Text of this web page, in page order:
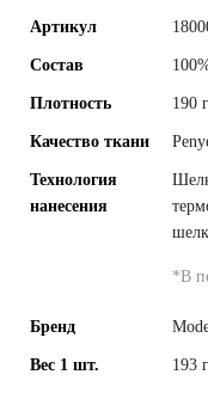
Артикул
Состав
Плотность 190
Качество ткани
Технология
нанесения
*В
Бренд
Вес 1 шт. 193 г